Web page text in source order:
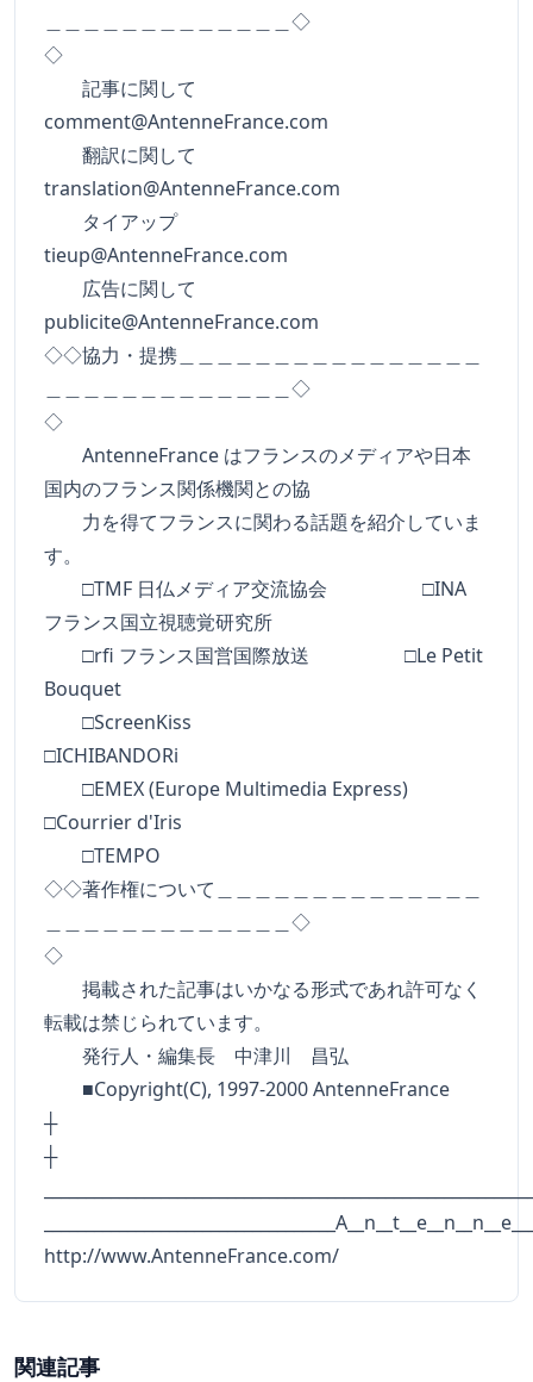
＿＿＿＿＿＿＿＿＿＿＿＿＿◇
◇
記事に関して
comment@AntenneFrance.com
翻訳に関して
translation@AntenneFrance.com
タイアップ
tieup@AntenneFrance.com
広告に関して
publicite@AntenneFrance.com
◇◇協力・提携＿＿＿＿＿＿＿＿＿＿＿＿＿＿＿＿
＿＿＿＿＿＿＿＿＿＿＿＿＿◇
◇
AntenneFrance はフランスのメディアや日本
国内のフランス関係機関との協
力を得てフランスに関わる話題を紹介していま
す。
□TMF 日仏メディア交流協会 □INA
フランス国立視聴覚研究所
□rfi フランス国営国際放送 □Le Petit
Bouquet
□ScreenKiss
□ICHIBANDORi
□EMEX (Europe Multimedia Express)
□Courrier d'Iris
□TEMPO
◇◇著作権について＿＿＿＿＿＿＿＿＿＿＿＿＿＿
＿＿＿＿＿＿＿＿＿＿＿＿＿◇
◇
掲載された記事はいかなる形式であれ許可なく
転載は禁じられています。
発行人・編集長 中津川 昌弘
■Copyright(C), 1997-2000 AntenneFrance
┼
http://www.AntenneFrance.com/
関連記事